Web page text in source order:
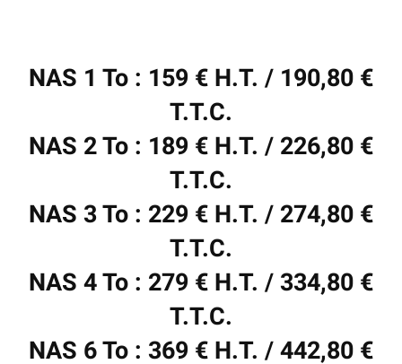
NAS 1 To : 159 € H.T. / 190,80 €
T.T.C.
NAS 2 To : 189 € H.T. / 226,80 €
T.T.C.
NAS 3 To : 229 € H.T. / 274,80 €
T.T.C.
NAS 4 To : 279 € H.T. / 334,80 €
T.T.C.
NAS 6 To : 369 € H.T. / 442,80 €